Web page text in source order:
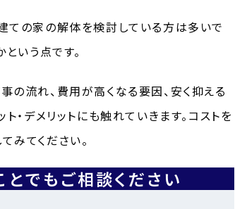
ての家の解体を検討している方は多いで
いう点です。
流れ、費用が高くなる要因、安く抑える
・デメリットにも触れていきます。コストを
みてください。
でもご相談ください